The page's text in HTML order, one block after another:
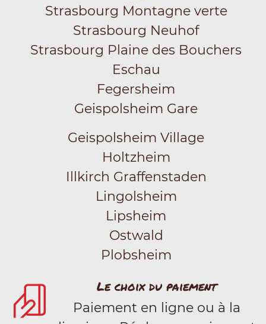
Strasbourg Montagne verte
Strasbourg Neuhof
Strasbourg Plaine des Bouchers
Eschau
Fegersheim
Geispolsheim Gare
Geispolsheim Village
Holtzheim
Illkirch Graffenstaden
Lingolsheim
Lipsheim
Ostwald
Plobsheim
Le choix du paiement
Paiement en ligne ou à la